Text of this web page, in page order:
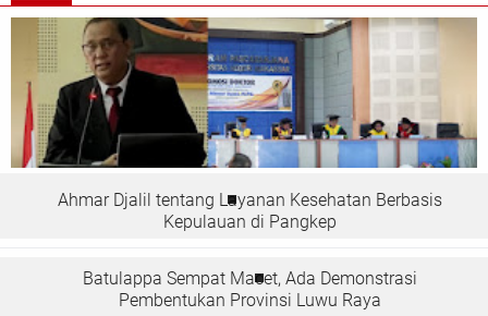
Ahmar Djalil tentang Layanan Kesehatan Berbasis
Kepulauan di Pangkep
Batulappa Sempat Macet, Ada Demonstrasi
Pembentukan Provinsi Luwu Raya